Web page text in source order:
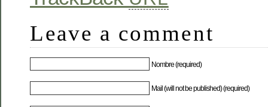
Leave a comment
Nombre (required)
Mail (will not be published) (required)